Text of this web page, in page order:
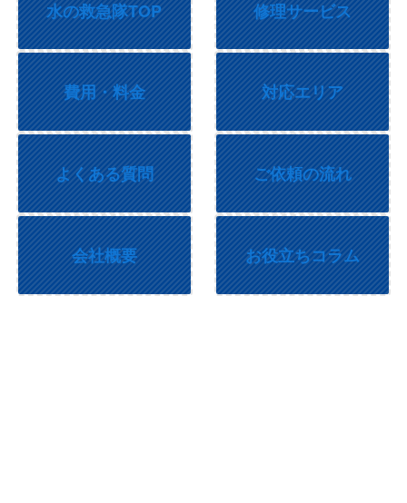
水の救急隊TOP 修理サービス
費用・料金 対応エリア
よくある質問 ご依頼の流れ
会社概要 お役立ちコラム